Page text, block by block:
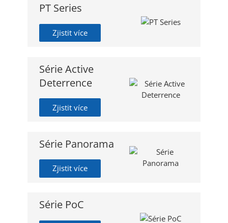
PT Series
Zjistit více
Série Active
Deterrence
Zjistit více
Série Panorama
Zjistit více
Série PoC